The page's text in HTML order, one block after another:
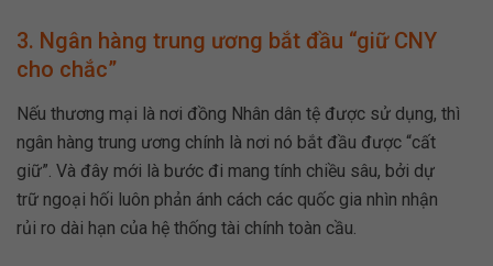
3. Ngân hàng trung ương bắt đầu “giữ CNY
cho chắc”
Nếu thương mại là nơi đồng Nhân dân tệ được sử dụng, thì
ngân hàng trung ương chính là nơi nó bắt đầu được “cất
giữ”. Và đây mới là bước đi mang tính chiều sâu, bởi dự
trữ ngoại hối luôn phản ánh cách các quốc gia nhìn nhận
rủi ro dài hạn của hệ thống tài chính toàn cầu.